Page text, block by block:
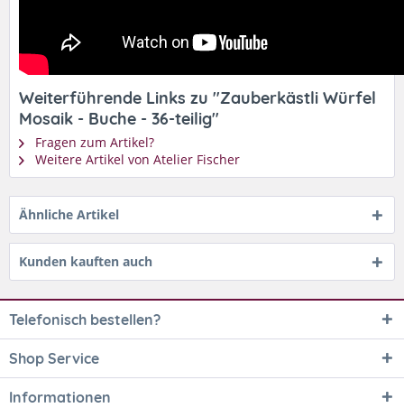
Weiterführende Links zu "Zauberkästli Würfel
Mosaik - Buche - 36-teilig"
Fragen zum Artikel?
Weitere Artikel von Atelier Fischer
Ähnliche Artikel
Kunden kauften auch
Telefonisch bestellen?
Shop Service
Informationen